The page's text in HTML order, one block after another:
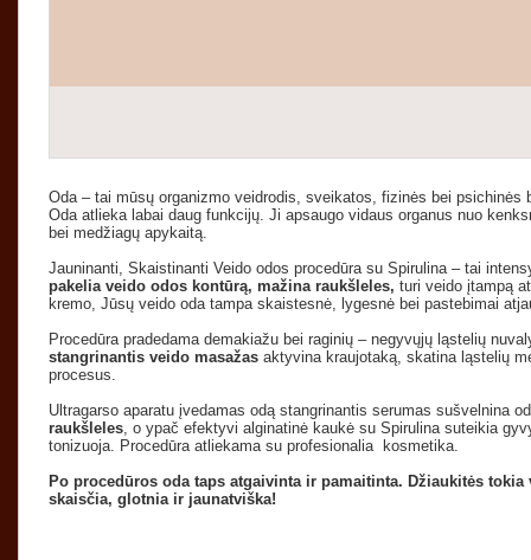
Oda – tai mūsų organizmo veidrodis, sveikatos, fizinės bei
Oda atlieka labai daug funkcijų. Ji apsaugo vidaus organus nuo
bei medžiagų apykaitą.
Jauninanti, Skaistinanti Veido odos procedūra su Spirulina – tai
pakelia veido odos kontūrą, mažina raukšleles, turi veido įtampą
kremo, Jūsų veido oda tampa skaistesnė, lygesnė bei pastebimai
Procedūra pradedama demakiažu bei raginių – negyvųjų ląstelių
stangrinantis veido masažas aktyvina kraujotaką, skatina ląstelių
procesus.
Ultragarso aparatu įvedamas odą stangrinantis serumas sušvelnina
raukšleles, o ypač efektyvi alginatinė kaukė su Spirulina suteikia
tonizuoja. Procedūra atliekama su profesionalia kosmetika.
Po procedūros oda taps atgaivinta ir pamaitinta. Džiaukitės
skaisčia, glotnia ir jaunatviška!